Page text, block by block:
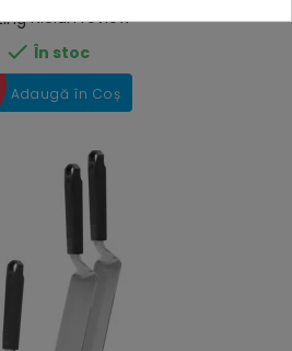
Niciun review
 În stoc
Adaugă în Coș